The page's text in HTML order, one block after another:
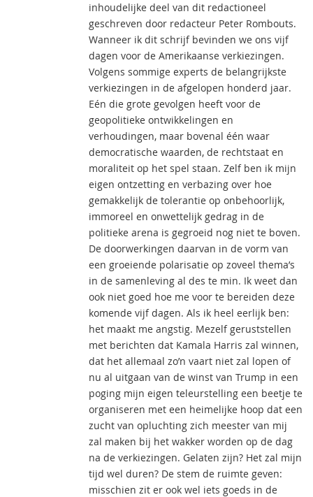
inhoudelijke deel van dit redactioneel
geschreven door redacteur Peter Rombouts.
Wanneer ik dit schrijf bevinden we ons vijf
dagen voor de Amerikaanse verkiezingen.
Volgens sommige experts de belangrijkste
verkiezingen in de afgelopen honderd jaar.
Eén die grote gevolgen heeft voor de
geopolitieke ontwikkelingen en
verhoudingen, maar bovenal één waar
democratische waarden, de rechtstaat en
moraliteit op het spel staan. Zelf ben ik mijn
eigen ontzetting en verbazing over hoe
gemakkelijk de tolerantie op onbehoorlijk,
immoreel en onwettelijk gedrag in de
politieke arena is gegroeid nog niet te boven.
De doorwerkingen daarvan in de vorm van
een groeiende polarisatie op zoveel thema’s
in de samenleving al des te min. Ik weet dan
ook niet goed hoe me voor te bereiden deze
komende vijf dagen. Als ik heel eerlijk ben:
het maakt me angstig. Mezelf geruststellen
met berichten dat Kamala Harris zal winnen,
dat het allemaal zo’n vaart niet zal lopen of
nu al uitgaan van de winst van Trump in een
poging mijn eigen teleurstelling een beetje te
organiseren met een heimelijke hoop dat een
zucht van opluchting zich meester van mij
zal maken bij het wakker worden op de dag
na de verkiezingen. Gelaten zijn? Het zal mijn
tijd wel duren? De stem de ruimte geven:
misschien zit er ook wel iets goeds in de